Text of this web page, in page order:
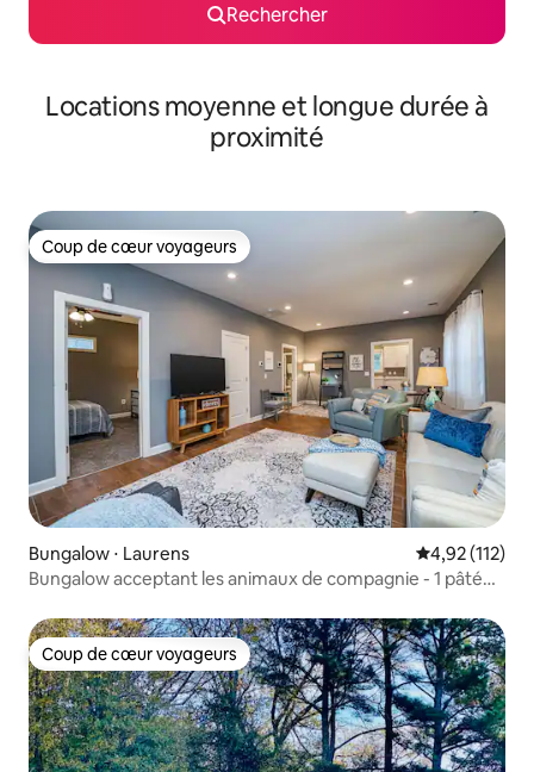
Rechercher
Locations moyenne et longue durée à
proximité
Coup de cœur voyageurs
Coup de cœur voyageurs
Bungalow ⋅ Laurens Évaluation
4,92 (112)
Bungalow acceptant les animaux de compagnie - 1 pâté
Coup de cœur voyageurs
Coup de cœur voyageurs